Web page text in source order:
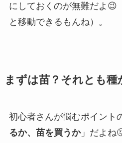
にしておくのが無難だよ😉
と移動できるもんね）。
まずは苗？それとも種
初心者さんが悩むポイント
るか、苗を買うか」だよね